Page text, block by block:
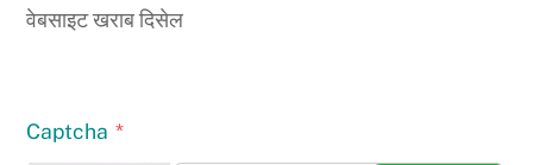
वेबसाइट खराब दिसेल
Captcha *